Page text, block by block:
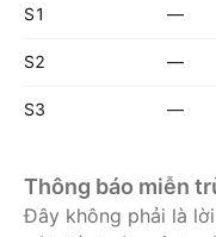
S1 —
S2 —
S3 —
Thông báo miễn
Đây không phải là